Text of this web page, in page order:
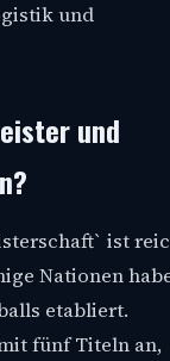
und
und
ist
Nationen
etabliert.
fünf Titeln an,